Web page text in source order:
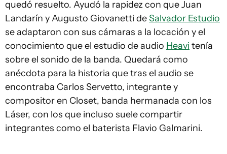
quedó resuelto. Ayudó la rapidez con que Juan
Landarín y Augusto Giovanetti deSalvador Estudio
se adaptaron con sus cámaras a la locación y el
conocimiento que el estudio de audio Heavi tenía
sobre el sonido de la banda. Quedará como
anécdota para la historia que tras el audio se
encontraba Carlos Servetto, integrante y
compositor en Closet, banda hermanada con los
Láser, con los que incluso suele compartir
integrantes como el baterista Flavio Galmarini.